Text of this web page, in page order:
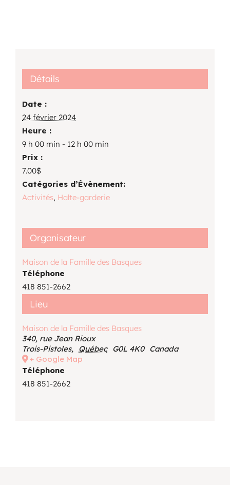
Détails
Date :
24 février 2024
Heure :
9 h 00 min - 12 h 00 min
Prix :
7.00$
Catégories d’Évènement:
Activités, Halte-garderie
Lieu
Maison de la Famille des Basques
340, rue Jean Rioux
Trois-Pistoles, Québec G0L 4K0 Canada
+ Google Map
Téléphone
418 851-2662
Organisateur
Maison de la Famille des Basques
Téléphone
418 851-2662